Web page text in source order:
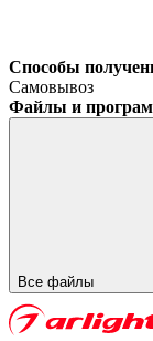
Способы
Самовывоз
Файлы и
Все файлы